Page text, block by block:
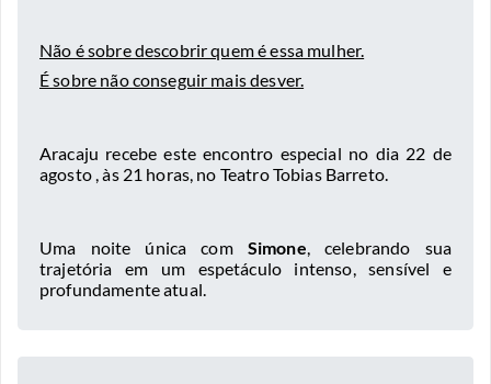
Não é sobre descobrir quem é essa mulher.
É sobre não conseguir mais desver.
Aracaju recebe este encontro especial no dia 22 de
agosto , às 21 horas, no Teatro Tobias Barreto.
Uma noite única com Simone, celebrando sua
trajetória em um espetáculo intenso, sensível e
profundamente atual.